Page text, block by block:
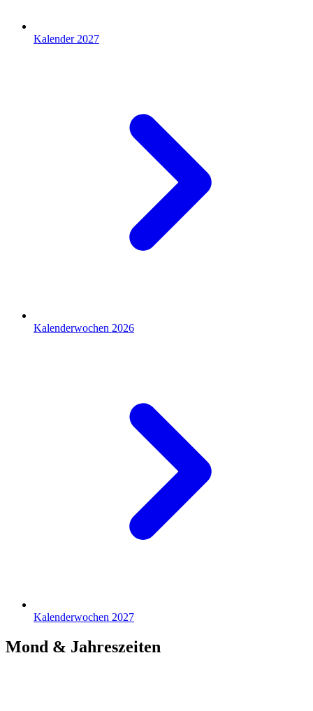
Kalender 2027
Kalenderwochen 2026
Kalenderwochen 2027
Mond & Jahreszeiten